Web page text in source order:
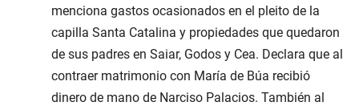
menciona gastos ocasionados en el pleito de la
capilla Santa Catalina y propiedades que quedaron
de sus padres en Saiar, Godos y Cea. Declara que al
contraer matrimonio con María de Búa recibió
dinero de mano de Narciso Palacios. También al